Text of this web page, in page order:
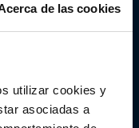
de las cookies
utilizar cookies y
asociadas a